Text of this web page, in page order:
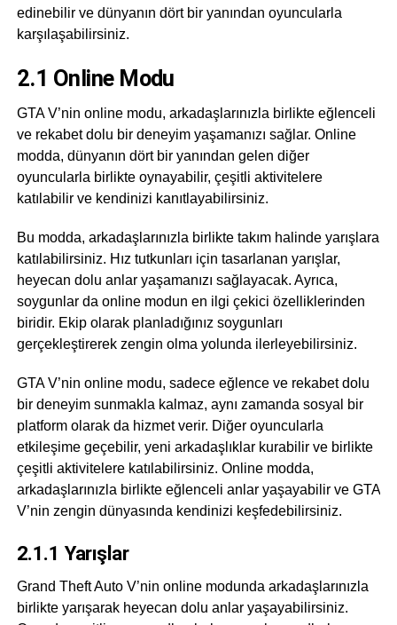
edinebilir ve dünyanın dört bir yanından oyuncularla
karşılaşabilirsiniz.
2.1 Online Modu
GTA V’nin online modu, arkadaşlarınızla birlikte eğlenceli
ve rekabet dolu bir deneyim yaşamanızı sağlar. Online
modda, dünyanın dört bir yanından gelen diğer
oyuncularla birlikte oynayabilir, çeşitli aktivitelere
katılabilir ve kendinizi kanıtlayabilirsiniz.
Bu modda, arkadaşlarınızla birlikte takım halinde yarışlara
katılabilirsiniz. Hız tutkunları için tasarlanan yarışlar,
heyecan dolu anlar yaşamanızı sağlayacak. Ayrıca,
soygunlar da online modun en ilgi çekici özelliklerinden
biridir. Ekip olarak planladığınız soygunları
gerçekleştirerek zengin olma yolunda ilerleyebilirsiniz.
GTA V’nin online modu, sadece eğlence ve rekabet dolu
bir deneyim sunmakla kalmaz, aynı zamanda sosyal bir
platform olarak da hizmet verir. Diğer oyuncularla
etkileşime geçebilir, yeni arkadaşlıklar kurabilir ve birlikte
çeşitli aktivitelere katılabilirsiniz. Online modda,
arkadaşlarınızla birlikte eğlenceli anlar yaşayabilir ve GTA
V’nin zengin dünyasında kendinizi keşfedebilirsiniz.
2.1.1 Yarışlar
Grand Theft Auto V’nin online modunda arkadaşlarınızla
birlikte yarışarak heyecan dolu anlar yaşayabilirsiniz.